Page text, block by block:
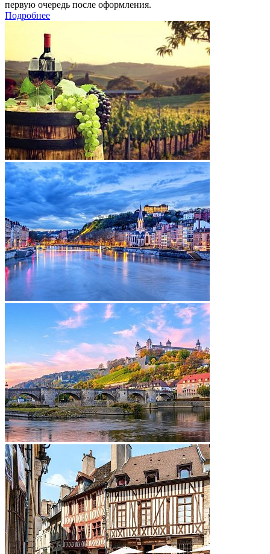
первую очередь после оформления.
Подробнее